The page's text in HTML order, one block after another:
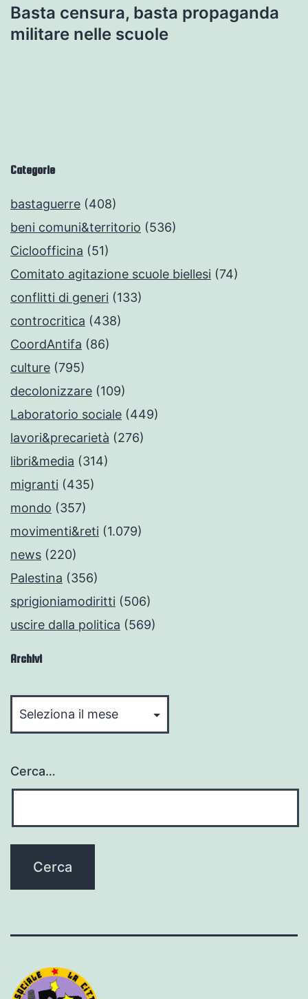
Basta censura, basta propaganda
militare nelle scuole
Categorie
bastaguerre (408)
beni comuni&territorio (536)
Cicloofficina (51)
Comitato agitazione scuole biellesi (74)
conflitti di generi (133)
controcritica (438)
CoordAntifa (86)
culture (795)
decolonizzare (109)
Laboratorio sociale (449)
lavori&precarietà (276)
libri&media (314)
migranti (435)
mondo (357)
movimenti&reti (1.079)
news (220)
Palestina (356)
sprigioniamodiritti (506)
uscire dalla politica (569)
Archivi
Cerca…